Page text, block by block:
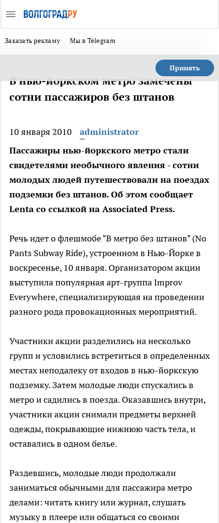
Заказать рекламу Мы в Telegram
Принять
В нью-йоркском метро замечены
сотни пассажиров без штанов
10 января 2010
administrator
Пассажиры нью-йоркского метро стали
свидетелями необычного явления - сотни
молодых людей путешествовали на поездах
подземки без штанов. Об этом сообщает
Lenta со ссылкой на Associated Press.
Речь идет о флешмобе "В метро без штанов" (No
Pants Subway Ride), устроенном в Нью-Йорке в
воскресенье, 10 января. Организатором акции
выступила популярная арт-группа Improv
Everywhere, специализирующая на проведении
разного рода провокационных мероприятий.
Участники акции разделились на несколько
групп и условились встретиться в определенных
местах неподалеку от входов в нью-йоркскую
подземку. Затем молодые люди спускались в
метро и садились в поезда. Оказавшись внутри,
участники акции снимали предметы верхней
одежды, покрывающие нижнюю часть тела, и
оставались в одном белье.
Раздевшись, молодые люди продолжали
заниматься обычными для пассажира метро
делами: читать книгу или журнал, слушать
музыку в плеере или общаться со своими